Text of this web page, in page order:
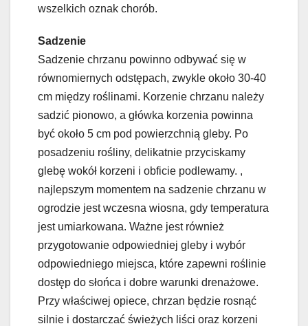
wszelkich oznak chorób.
Sadzenie
Sadzenie chrzanu powinno odbywać się w
równomiernych odstępach, zwykle około 30-40
cm między roślinami. Korzenie chrzanu należy
sadzić pionowo, a główka korzenia powinna
być około 5 cm pod powierzchnią gleby. Po
posadzeniu rośliny, delikatnie przyciskamy
glebę wokół korzeni i obficie podlewamy. ,
najlepszym momentem na sadzenie chrzanu w
ogrodzie jest wczesna wiosna, gdy temperatura
jest umiarkowana. Ważne jest również
przygotowanie odpowiedniej gleby i wybór
odpowiedniego miejsca, które zapewni roślinie
dostęp do słońca i dobre warunki drenażowe.
Przy właściwej opiece, chrzan będzie rosnąć
silnie i dostarczać świeżych liści oraz korzeni